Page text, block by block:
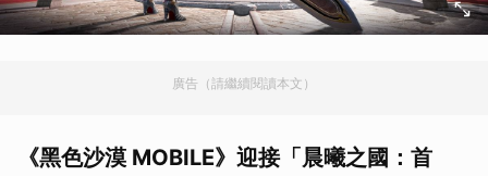
廣告（請繼續閱讀本文）
《黑色沙漠 MOBILE》迎接「晨曦之國：首